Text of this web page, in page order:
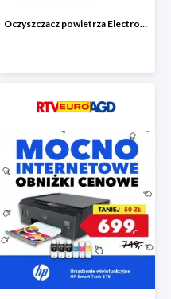
Oczyszczacz powietrza Electrolux Pure A9 PA91-604GY -300zł